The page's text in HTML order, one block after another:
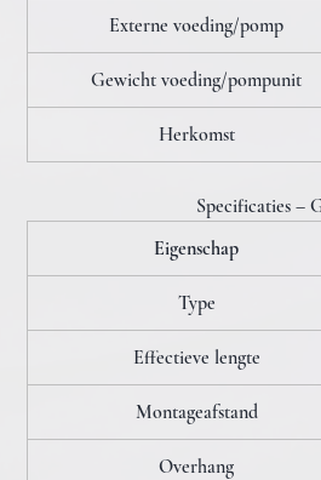
Externe voeding/pomp
Gewicht voeding/pompunit
Herkomst
Specificaties –
Eigenschap
Type
Effectieve lengte
Montageafstand
Overhang